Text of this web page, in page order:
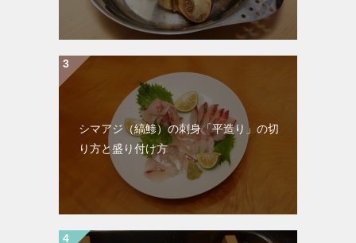
シマアジ（縞鯵）の刺身「平造り」の切
り方と盛り付け方